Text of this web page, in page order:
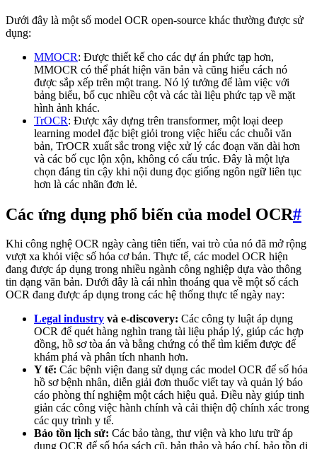
Dưới đây là một số model OCR open-source khác thường được sử
dụng:
MMOCR: Được thiết kế cho các dự án phức tạp hơn,
MMOCR có thể phát hiện văn bản và cũng hiểu cách nó
được sắp xếp trên một trang. Nó lý tưởng để làm việc với
bảng biểu, bố cục nhiều cột và các tài liệu phức tạp về mặt
hình ảnh khác.
TrOCR: Được xây dựng trên transformer, một loại deep
learning model đặc biệt giỏi trong việc hiểu các chuỗi văn
bản, TrOCR xuất sắc trong việc xử lý các đoạn văn dài hơn
và các bố cục lộn xộn, không có cấu trúc. Đây là một lựa
chọn đáng tin cậy khi nội dung đọc giống ngôn ngữ liên tục
hơn là các nhãn đơn lẻ.
Các ứng dụng phổ biến của model OCR#
Khi công nghệ OCR ngày càng tiên tiến, vai trò của nó đã mở rộng
vượt xa khỏi việc số hóa cơ bản. Thực tế, các model OCR hiện
đang được áp dụng trong nhiều ngành công nghiệp dựa vào thông
tin dạng văn bản. Dưới đây là cái nhìn thoáng qua về một số cách
OCR đang được áp dụng trong các hệ thống thực tế ngày nay:
Legal industry và e-discovery: Các công ty luật áp dụng
OCR để quét hàng nghìn trang tài liệu pháp lý, giúp các hợp
đồng, hồ sơ tòa án và bằng chứng có thể tìm kiếm được để
khám phá và phân tích nhanh hơn.
Y tế: Các bệnh viện đang sử dụng các model OCR để số hóa
hồ sơ bệnh nhân, diễn giải đơn thuốc viết tay và quản lý báo
cáo phòng thí nghiệm một cách hiệu quả. Điều này giúp tinh
giản các công việc hành chính và cải thiện độ chính xác trong
các quy trình y tế.
Bảo tồn lịch sử: Các bảo tàng, thư viện và kho lưu trữ áp
dụng OCR để số hóa sách cũ, bản thảo và báo chí, bảo tồn di